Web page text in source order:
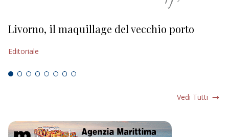
Livorno, il maquillage del vecchio porto
Editoriale
Vedi Tutti